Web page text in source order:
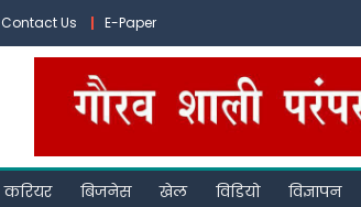
Contact Us E-Paper
करियर बिजनेस खेल विडियो विज्ञापन